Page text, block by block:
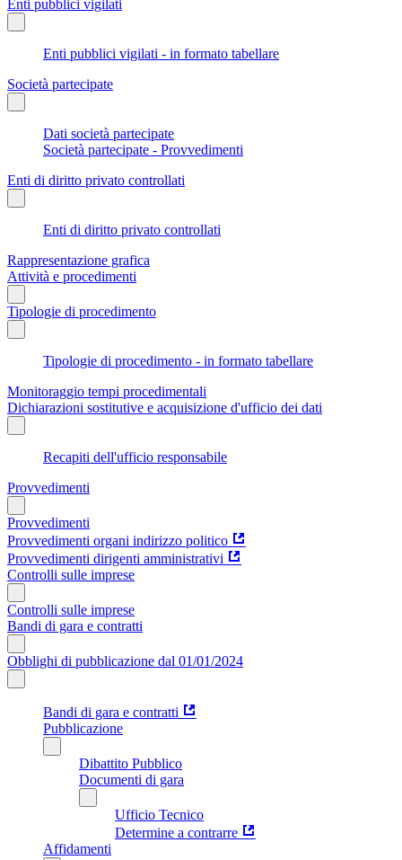
Enti pubblici vigilati
Enti pubblici vigilati - in formato tabellare
Società partecipate
Dati società partecipate
Società partecipate - Provvedimenti
Enti di diritto privato controllati
Enti di diritto privato controllati
Rappresentazione grafica
Attività e procedimenti
Tipologie di procedimento
Tipologie di procedimento - in formato tabellare
Monitoraggio tempi procedimentali
Dichiarazioni sostitutive e acquisizione d'ufficio dei dati
Recapiti dell'ufficio responsabile
Provvedimenti
Provvedimenti
Provvedimenti organi indirizzo politico
Provvedimenti dirigenti amministrativi
Controlli sulle imprese
Controlli sulle imprese
Bandi di gara e contratti
Obblighi di pubblicazione dal 01/01/2024
Bandi di gara e contratti
Pubblicazione
Dibattito Pubblico
Documenti di gara
Ufficio Tecnico
Determine a contrarre
Affidamenti